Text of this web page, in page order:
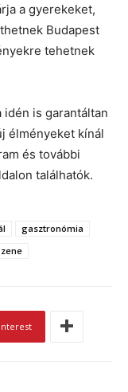
a gyerekeket,
Budapest
tehetnek
idén is garantáltan
élményeket kínál
és további
találhatók.
gasztronómia
zene